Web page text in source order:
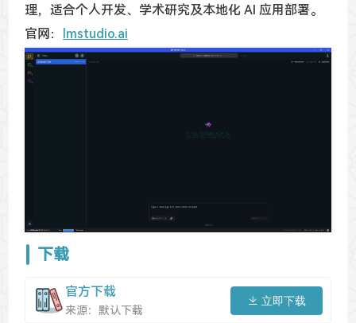
理，适合个人开发、学术研究及本地化 AI 应用部署。
官网： lmstudio.ai
下载
官方下载
来源：默认下载
立即下载